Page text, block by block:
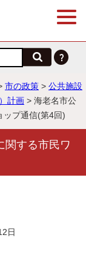
市の政策 > 公共施設
計画 > 海老名市公
ップ通信(第4回)
関する市民ワ
日